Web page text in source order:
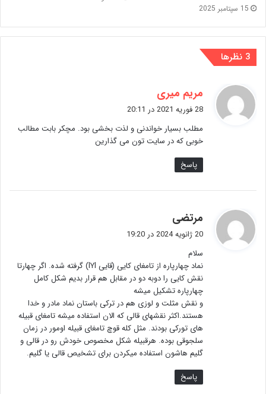
15 سپتامبر 2025
‫3 نظرها
مریم میری
:
28 فوریه 2021 در 20:11
مطلب بسیار خواندنی و لذت بخشی بود. مچکر بابت مطالب
خوبی که در سایت تون می گذارین
پاسخ
مرتضی
ف
20 ژانویه 2024 در 19:20
سلام
نماد چهارپاره از تامغای کایی (قایی lYl) گرفته شده. اگر چهارتا
نقش کایی را دوبه دو در مقابل هم قرار بدیم شکل کامل
چهارپاره تشکیل میشه
و نقش مثلت و لوزی هم در ترکی باستان نماد مادر و خدا
هستند.اکثر نقشهای قالی که الان استفاده میشه تامغای قبیله
های تورکی بودند. مثل کله قوچ تامغای قبیله اومور در زمان
سلجوقی بوده. هرقبیله شکل مخصوص خودش رو در قالی و
گلیم هاشون استفاده میکردن برای تشخیص قالی یا گلیم.
پاسخ